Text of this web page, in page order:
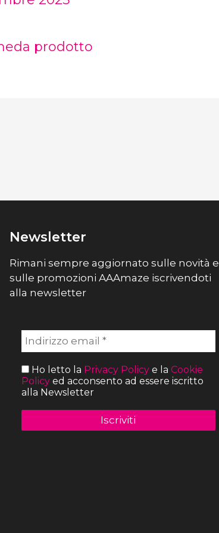
prodotto
Newsletter
Rimani sempre aggiornato sulle novità e
sulle promozioni AAAmaze iscrivendoti
alla newsletter
Ho letto la Privacy Policye la Cookie
Policyed acconsento ad essere iscritto
alla Newsletter